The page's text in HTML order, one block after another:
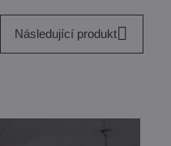
Následující produkt